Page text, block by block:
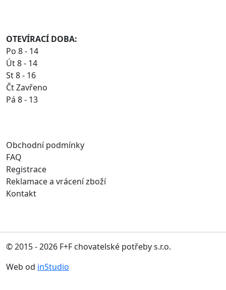
OTEVÍRACÍ DOBA:
Po 8 - 14
Út 8 - 14
St 8 - 16
Čt Zavřeno
Pá 8 - 13
Obchodní podmínky
FAQ
Registrace
Reklamace a vrácení zboží
Kontakt
© 2015 - 2026 F+F chovatelské potřeby s.r.o.
Web od inStudio